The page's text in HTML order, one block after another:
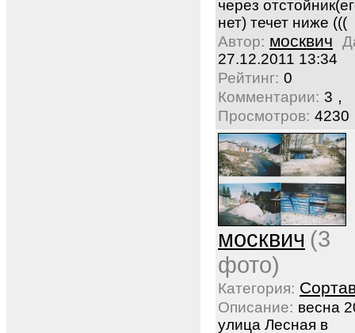
через
нет) течет ниже (((
Автор: москвич
27.12.2011 13:34
Рейтинг: 0
Комментарии: 3 ,
Просмотров: 4230
москвич (3
фото)
Категория:
Описание: весна
улица Лесная в